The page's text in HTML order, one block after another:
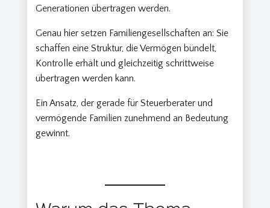
Generationen übertragen werden.
Genau hier setzen Familiengesellschaften an: Sie
schaffen eine Struktur, die Vermögen bündelt,
Kontrolle erhält und gleichzeitig schrittweise
übertragen werden kann.
Ein Ansatz, der gerade für Steuerberater und
vermögende Familien zunehmend an Bedeutung
gewinnt.